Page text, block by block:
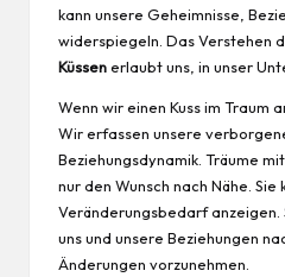
kann unsere Geheimnisse,
widerspiegeln. Das Verstehen
Küssenerlaubt uns, in unser
Wenn wir einen Kuss im Traum
Wir erfassen unsere
Beziehungsdynamik. Träume
nur den Wunsch nach Nähe.
Veränderungsbedarf anzeigen.
uns und unsere Beziehungen
Änderungen vorzunehmen.